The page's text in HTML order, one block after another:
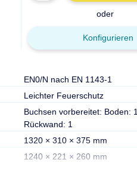
oder
Konfigurieren
EN0/N nach EN 1143-1
Leichter Feuerschutz
Buchsen vorbereitet: Boden: 1,
Rückwand: 1
1320 × 310 × 375 mm
1240 × 221 × 260 mm